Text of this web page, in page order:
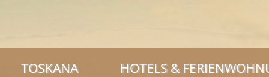
TOSKANA HOTELS &